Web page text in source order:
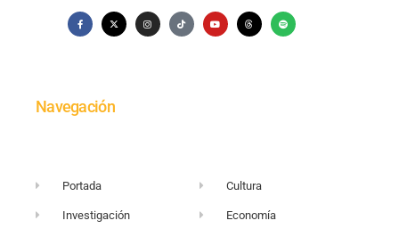
Navegación
Portada
Investigación
Cultura
Economía